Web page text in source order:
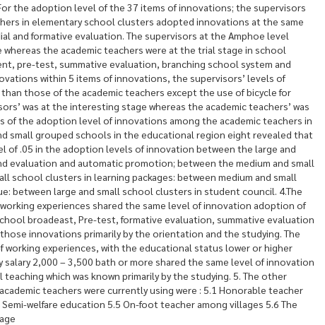
the adoption level of the 37 items of innovations; the supervisors
in elementary school clusters adopted innovations at the same
and formative evaluation. The supervisors at the Amphoe level
the academic teachers were at the trial stage in school
pre-test, summative evaluation, branching school system and
within 5 items of innovations, the supervisors’ levels of
those of the academic teachers except the use of bicycle for
was at the interesting stage whereas the academic teachers’ was
of the adoption level of innovations among the academic teachers in
small grouped schools in the educational region eight revealed that
of .05 in the adoption levels of innovation between the large and
evaluation and automatic promotion; between the medium and small
school clusters in learning packages: between medium and small
between large and small school clusters in student council. 4.The
experiences shared the same level of innovation adoption of
broadeast, Pre-test, formative evaluation, summative evaluation
innovations primarily by the orientation and the studying. The
working experiences, with the educational status lower or higher
2,000 – 3,500 bath or more shared the same level of innovation
which was known primarily by the studying. 5. The other
teachers were currently using were : 5.1 Honorable teacher
welfare education 5.5 On-foot teacher among villages 5.6 The